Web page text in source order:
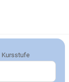
Kursstufe